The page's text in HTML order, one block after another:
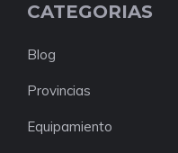
CATEGORIAS
Blog
Provincias
Equipamiento